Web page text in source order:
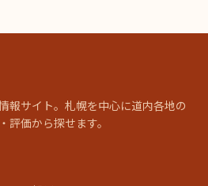
報サイト。札幌を中心に道内各地の
評価から探せます。